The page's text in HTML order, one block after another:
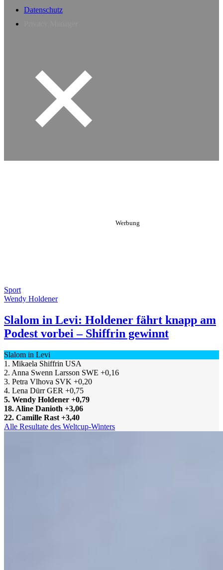
Datenschutz
Sport
Wendy Holdener
Slalom in Levi: Holdener fährt knapp am
Podest vorbei – Shiffrin gewinnt
Slalom in Levi
1. Mikaela Shiffrin USA
2. Anna Swenn Larsson SWE +0,16
3. Petra Vlhova SVK +0,20
4. Lena Dürr GER +0,75
5. Wendy Holdener +0,79
18. Aline Danioth +3,06
22. Camille Rast +3,40​
Alle Resultate des Weltcup-Winters